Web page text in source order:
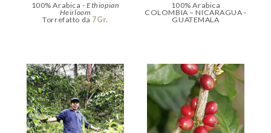
100% Arabica -Ethiopian
Heirloom
Torrefatto da 7Gr.
100% Arabica
COLOMBIA – NICARAGUA -
GUATEMALA